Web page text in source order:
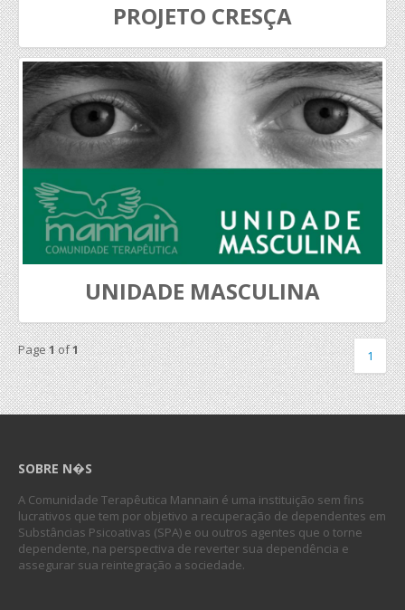
PROJETO CRESÇA
UNIDADE MASCULINA
Page1of1 1
SOBRE N�S
A Comunidade Terapêutica Mannain é uma instituição sem fins
lucrativos que tem por objetivo a recuperação de dependentes em
Substâncias Psicoativas (SPA) e ou outros agentes que o torne
dependente, na perspectiva de reverter sua dependência e
assegurar sua reintegração a sociedade.